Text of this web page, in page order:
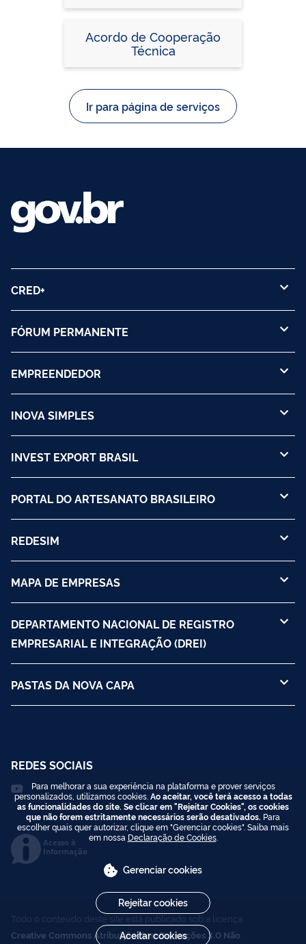
Acordo de Cooperação
Técnica
Ir para página de serviços
CRED+
FÓRUM PERMANENTE
EMPREENDEDOR
INOVA SIMPLES
INVEST EXPORT BRASIL
PORTAL DO ARTESANATO BRASILEIRO
REDESIM
MAPA DE EMPRESAS
DEPARTAMENTO NACIONAL DE REGISTRO
EMPRESARIAL E INTEGRAÇÃO (DREI)
PASTAS DA NOVA CAPA
REDES SOCIAIS
Acesso à
Informação
Todo o conteúdo deste site está publicado sob a licença
Creative Commons Atribuição-SemDerivações 3.0 Não
Para melhorar a sua experiência na plataforma e prover serviços
personalizados, utilizamos cookies. Ao aceitar, você terá acesso a todas
as funcionalidades do site. Se clicar em "Rejeitar Cookies", os cookies
que não forem estritamente necessários serão desativados. Para
escolher quais quer autorizar, clique em "Gerenciar cookies". Saiba mais
em nossa Declaração de Cookies.
Gerenciar cookies
Rejeitar cookies
Aceitar cookies